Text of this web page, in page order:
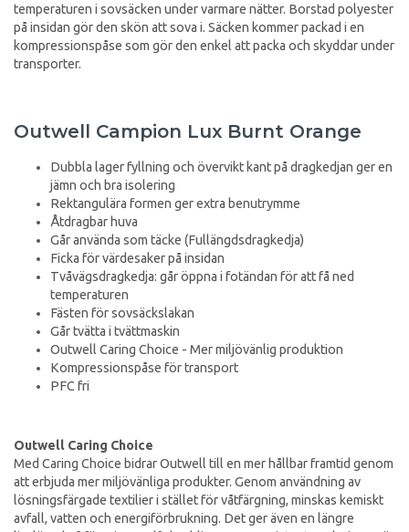
temperaturen i sovsäcken under varmare nätter. Borstad polyester
på insidan gör den skön att sova i. Säcken kommer packad i en
kompressionspåse som gör den enkel att packa och skyddar under
transporter.
Outwell Campion Lux Burnt Orange
Dubbla lager fyllning och övervikt kant på dragkedjan ger en
jämn och bra isolering
Rektangulära formen ger extra benutrymme
Åtdragbar huva
Går använda som täcke (Fullängdsdragkedja)
Ficka för värdesaker på insidan
Tvåvägsdragkedja: går öppna i fotändan för att få ned
temperaturen
Fästen för sovsäckslakan
Går tvätta i tvättmaskin
Outwell Caring Choice - Mer miljövänlig produktion
Kompressionspåse för transport
PFC fri
Outwell Caring Choice
Med Caring Choice bidrar Outwell till en mer hållbar framtid genom
att erbjuda mer miljövänliga produkter. Genom användning av
lösningsfärgade textilier i stället för våtfärgning, minskas kemiskt
avfall, vatten och energiförbrukning. Det ger även en längre